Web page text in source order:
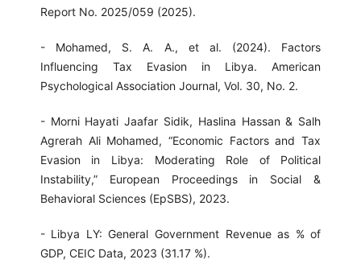
Report No. 2025/059 (2025).
- Mohamed, S. A. A., et al. (2024). Factors
Influencing Tax Evasion in Libya. American
Psychological Association Journal, Vol. 30, No. 2.
- Morni Hayati Jaafar Sidik, Haslina Hassan & Salh
Agrerah Ali Mohamed, “Economic Factors and Tax
Evasion in Libya: Moderating Role of Political
Instability,” European Proceedings in Social &
Behavioral Sciences (EpSBS), 2023.
- Libya LY: General Government Revenue as % of
GDP, CEIC Data, 2023 (31.17 %).